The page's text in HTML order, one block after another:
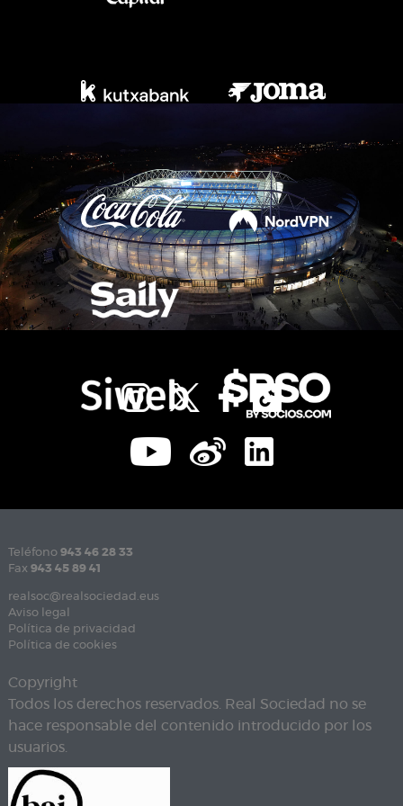
Teléfono 943 46 28 33
Fax 943 45 89 41
realsoc@realsociedad.eus
Aviso legal
Política de privacidad
Política de cookies
Copyright
Todos los derechos reservados. Real Sociedad no se
hace responsable del contenido introducido por los
usuarios.